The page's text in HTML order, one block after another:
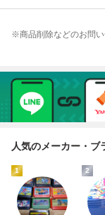
※商品削除などのお問
人気のメーカー・ブ
1 2